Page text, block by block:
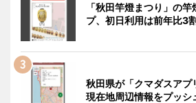
「秋田竿燈まつり」の
プ、初日利用は前年比3
秋田県が「クマダスア
現在地周辺情報をプッシ